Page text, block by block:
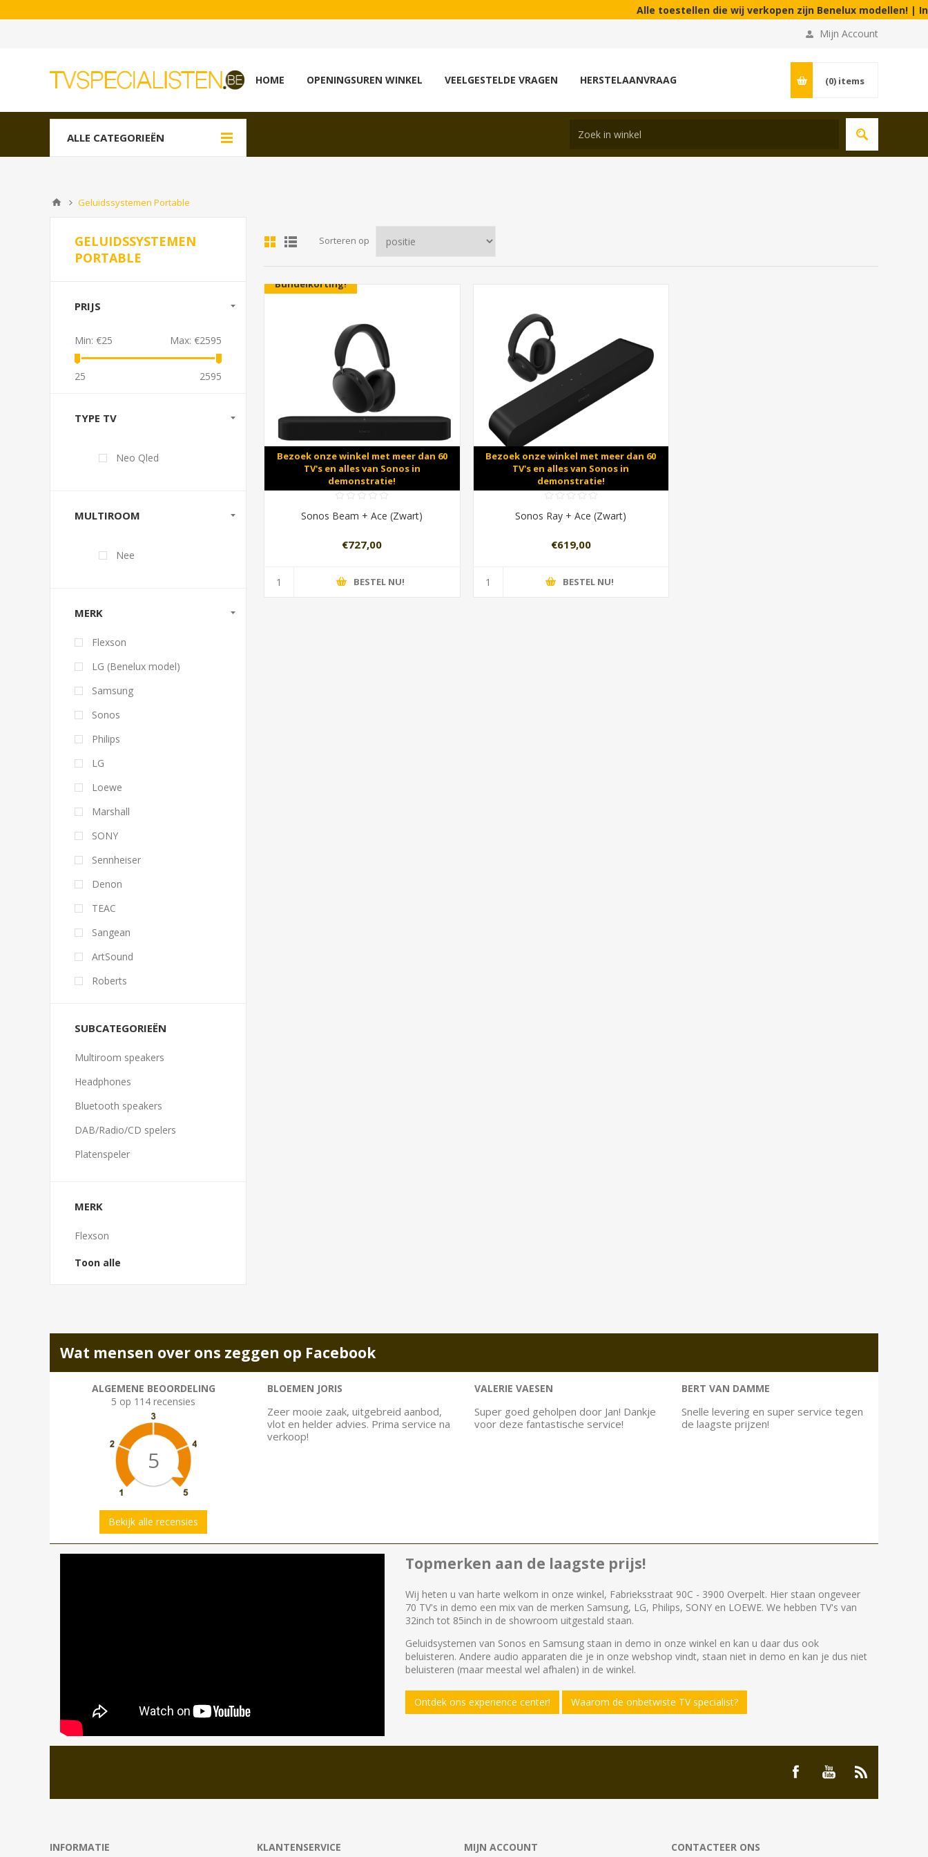
Alle toestellen die wij verkopen zijn Benelux modellen! | In onze
Mijn Account
HOME OPENINGSUREN WINKEL VEELGESTELDE VRAGEN HERSTELAANVRAAG (0) items
ALLE CATEGORIEËN
Geluidssystemen Portable
Sorteren op
Bundelkorting!
Bezoek onze winkel met meer dan 60
TV's en alles van Sonos in
demonstratie!
Sonos Beam + Ace (Zwart)
€727,00
BESTEL NU!
Bezoek onze winkel met meer dan 60
TV's en alles van Sonos in
demonstratie!
Sonos Ray + Ace (Zwart)
€619,00
BESTEL NU!
GELUIDSSYSTEMEN
PORTABLE
PRIJS
Min: €25 Max: €2595
25 2595
TYPE TV
Neo Qled
MULTIROOM
Nee
MERK
Flexson
LG (Benelux model)
Samsung
Sonos
Philips
LG
Loewe
Marshall
SONY
Sennheiser
Denon
TEAC
Sangean
ArtSound
Roberts
SUBCATEGORIEËN
Multiroom speakers
Headphones
Bluetooth speakers
DAB/Radio/CD spelers
Platenspeler
MERK
Flexson
Toon alle
Wat mensen over ons zeggen op Facebook
ALGEMENE BEOORDELING
5 op 114 recensies
5
Bekijk alle recensies
BLOEMEN JORIS
Zeer mooie zaak, uitgebreid aanbod,
vlot en helder advies. Prima service na
verkoop!
VALERIE VAESEN
Super goed geholpen door Jan! Dankje
voor deze fantastische service!
BERT VAN DAMME
Snelle levering en super service tegen
de laagste prijzen!
Topmerken aan de laagste prijs!
Wij heten u van harte welkom in onze winkel, Fabrieksstraat 90C - 3900 Overpelt. Hier staan ongeveer
70 TV's in demo een mix van de merken Samsung, LG, Philips, SONY en LOEWE. We hebben TV's van
32inch tot 85inch in de showroom uitgestald staan.
Geluidsystemen van Sonos en Samsung staan in demo in onze winkel en kan u daar dus ook
beluisteren. Andere audio apparaten die je in onze webshop vindt, staan niet in demo en kan je dus niet
beluisteren (maar meestal wel afhalen) in de winkel.
Ontdek ons experience center! Waarom de onbetwiste TV specialist?
INFORMATIE KLANTENSERVICE MIJN ACCOUNT CONTACTEER ONS